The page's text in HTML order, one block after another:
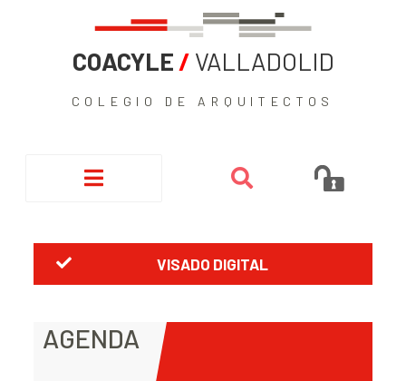
COACYLE / VALLADOLID
COLEGIO DE ARQUITECTOS
VISADO DIGITAL
AGENDA